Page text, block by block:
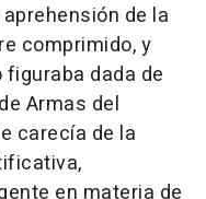
de la
comprimido, y
dada de
Armas del
carecía de la
en materia de